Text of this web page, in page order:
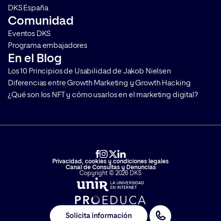
DKS España
Comunidad
Eventos DKS
Programa embajadores
En el Blog
Los 10 Principios de Usabilidad de Jakob Nielsen
Diferencias entre Growth Marketing y Growth Hacking
¿Qué son los NFT y cómo usarlos en el marketing digital?
Privacidad, cookies y condiciones legales
Canal de Consultas y Denuncias
Copyright © 2026 DKS
Solicita información